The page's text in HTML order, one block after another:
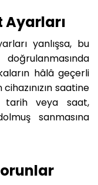
Ayarları
yanlışsa, bu
hâlâ geçerli
saatine
tarih veya saat,
sanmasına